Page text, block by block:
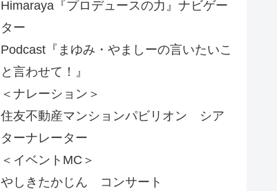
Himaraya『プロデュースの力』ナビゲー
ター
Podcast『まゆみ・やましーの言いたいこ
と言わせて！』
＜ナレーション＞
住友不動産マンションパビリオン シア
ターナレーター
＜イベントMC＞
やしきたかじん コンサート